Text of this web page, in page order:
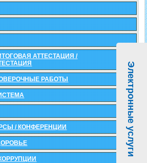
АТТЕСТАЦИЯ /
РАБОТЫ
/ КОНФЕРЕНЦИИ Электронные услуги